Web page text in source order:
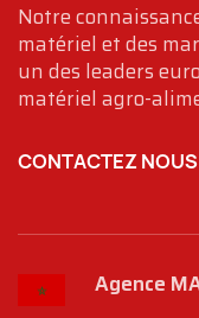
Notre
matériel et des
un des leaders
matériel agro-
CONTACTEZ NOUS
Agence